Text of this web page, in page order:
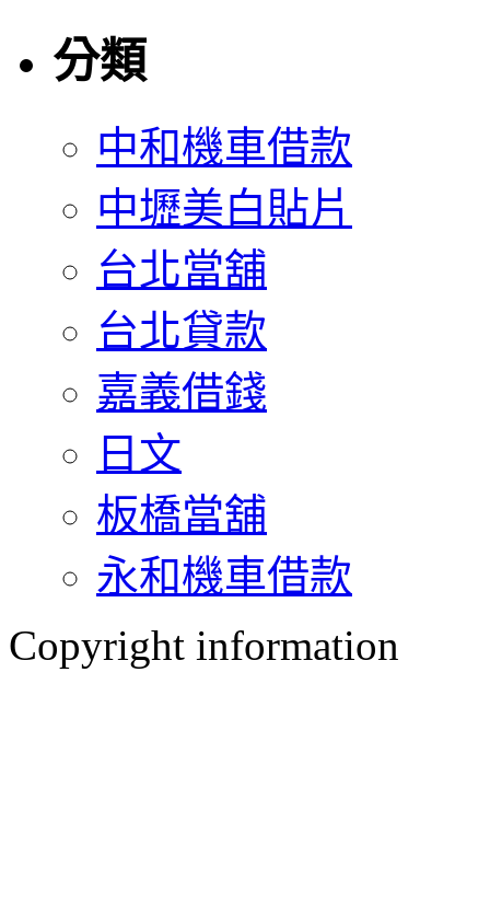
分類
中和機車借款
中壢美白貼片
台北當舖
台北貸款
嘉義借錢
日文
板橋當舖
永和機車借款
Copyright information